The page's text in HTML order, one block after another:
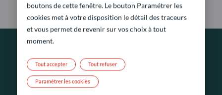
DEMANDE D’INFORMATIONS
Comment pouvons-nous
boutons de cette fenêtre. Le bouton Paramétrer les
cookies met à votre disposition le détail des traceurs
et vous permet de revenir sur vos choix à tout
moment.
Tout refuser
Tout accepter
Paramétrer les cookies